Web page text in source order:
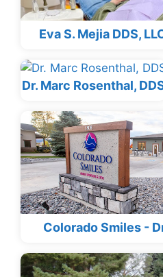
Eva S. Mejia DDS,
Dr. Marc Rosenthal,
Colorado Smiles -